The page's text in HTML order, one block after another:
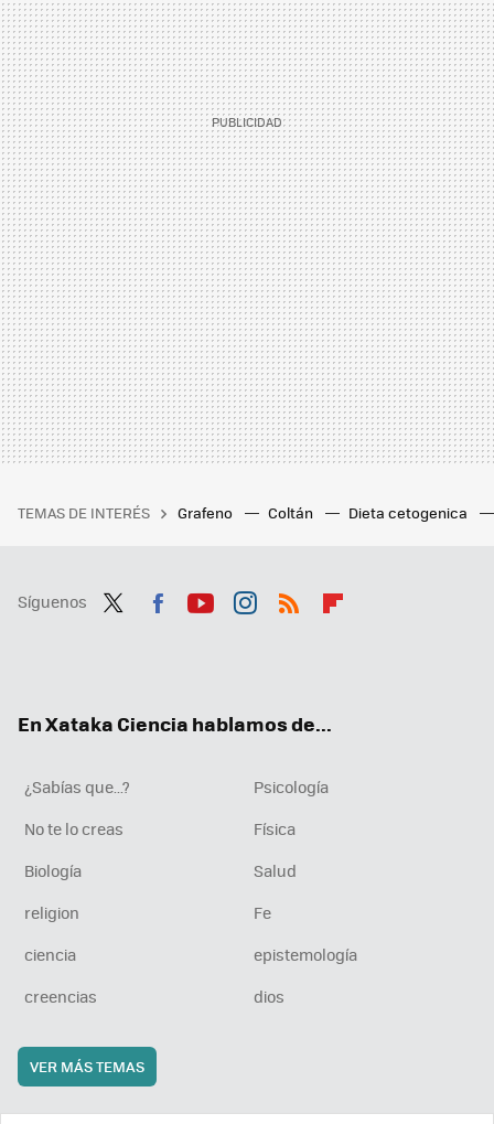
TEMAS DE INTERÉS Grafeno Coltán Dieta cetogenica
Síguenos
En Xataka Ciencia hablamos de...
¿Sabías que...?
Psicología
No te lo creas
Física
Biología
Salud
religion
Fe
ciencia
epistemología
creencias
dios
VER MÁS TEMAS